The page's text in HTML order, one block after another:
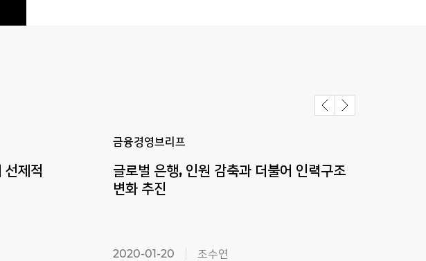
선제적
금융경영브리프
글로벌 은행, 인원 감축과 더불어 인력구조
변화 추진
2020-01-20 조수연